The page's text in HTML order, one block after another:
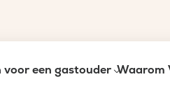
voor een gastouder Waarom